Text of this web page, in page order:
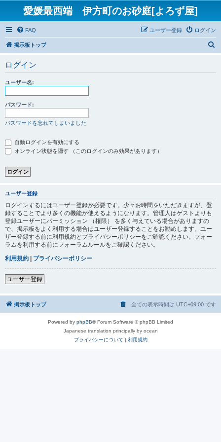
愛媛最西端 伊方町のお砂庭[よろず屋]
FAQ ログイン
ユーザー登録
掲示板トップ
ログイン
ユーザー名:
パスワード:
パスワードを忘れてしまいました
自動ログインを有効にする
オンライン状態を隠す （このログインのみ効果があります）
ユーザー登録
ログインするにはユーザー登録が必要です。少々お時間をいただきますが、登
録することでより多くの機能が使えるようになります。管理人はゲストよりも
登録ユーザーにパーミッション （権限） を多く与えている場合がありますの
で、掲示板をよく利用する場合はユーザー登録することをお勧めします。ユー
ザー登録する前に利用規約とプライバシーポリシーをご確認ください。フォー
ラムを利用する前にフォーラムルールをご確認ください。
利用規約 | プライバシーポリシー
ユーザー登録
掲示板トップ 全ての表示時間は UTC+09:00 です
Powered by phpBB® Forum Software © phpBB Limited
Japanese translation principally by ocean
プライバシーについて | 利用規約